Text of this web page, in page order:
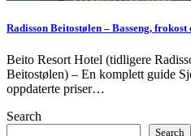
Radisson Beitostølen – Basseng,
Beito Resort Hotel (tidligere
Beitostølen) – En komplett guide
oppdaterte priser…
Search
Search